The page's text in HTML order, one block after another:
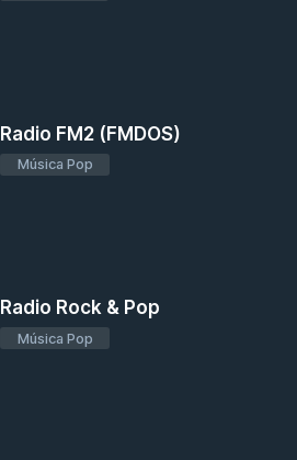
Radio FM2 (FMDOS)
Música Pop
Radio Rock & Pop
Música Pop